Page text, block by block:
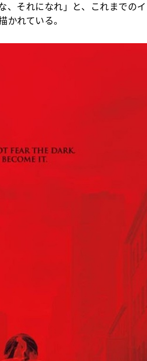
それになれ」と、これまでの
れている。